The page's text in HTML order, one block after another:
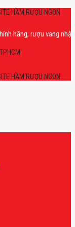
HẦM RƯỢU NGON
rượu vang nhập khẩu
HẦM RƯỢU NGON